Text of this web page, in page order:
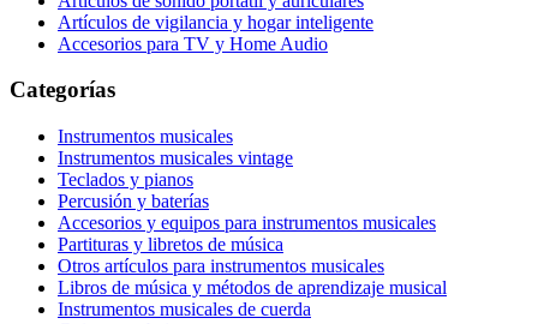
Artículos de vigilancia y hogar inteligente
Accesorios para TV y Home Audio
Categorías
Instrumentos musicales
Instrumentos musicales vintage
Teclados y pianos
Percusión y baterías
Accesorios y equipos para instrumentos musicales
Partituras y libretos de música
Otros artículos para instrumentos musicales
Libros de música y métodos de aprendizaje musical
Instrumentos musicales de cuerda